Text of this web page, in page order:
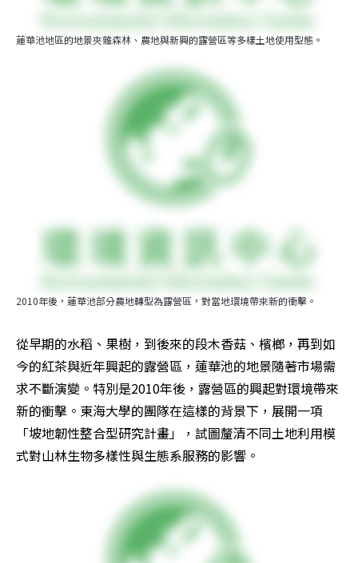
蓮華池地區的地景夾雜森林、農地與新興的露營區等多樣土地使用型態。
2010年後，蓮華池部分農地轉型為露營區，對當地環境帶來新的衝擊。
從早期的水稻、果樹，到後來的段木香菇、檳榔，再到如
今的紅茶與近年興起的露營區，蓮華池的地景隨著市場需
求不斷演變。特別是2010年後，露營區的興起對環境帶來
新的衝擊。東海大學的團隊在這樣的背景下，展開一項
「坡地韌性整合型研究計畫」，試圖釐清不同土地利用模
式對山林生物多樣性與生態系服務的影響。